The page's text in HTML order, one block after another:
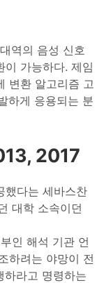
역의 음성 신호
이 가능하다. 제임
변환 알고리즘 고
하게 응용되는 분
2017
했다는 세바스찬
대학 소속이던
인 해석 기관 언
하려는 야망이 전
하라고 명령하는